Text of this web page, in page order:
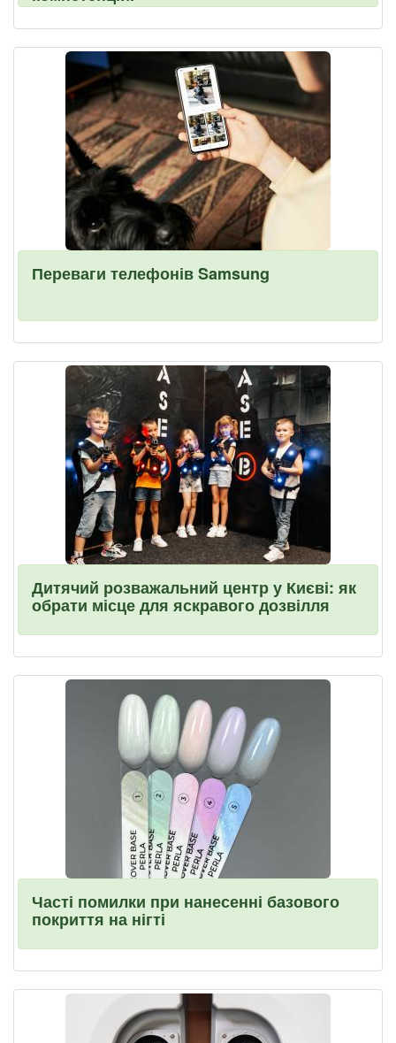
Переваги телефонів Samsung
Дитячий розважальний центр у Києві: як
обрати місце для яскравого дозвілля
Часті помилки при нанесенні базового
покриття на нігті